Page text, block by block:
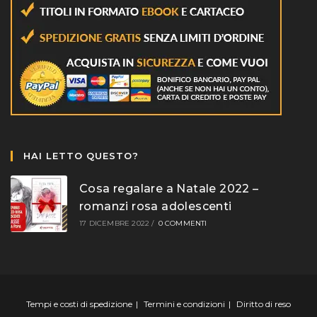
HAI LETTO QUESTO?
Cosa regalare a Natale 2022 –
romanzi rosa adolescenti
17 DICEMBRE 2022 / 0 COMMENTI
Tempi e costi di spedizione Termini e condizioni Diritto di reso